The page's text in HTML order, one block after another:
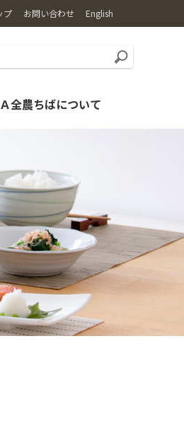
プ お問い合わせ English
全農ちばについて